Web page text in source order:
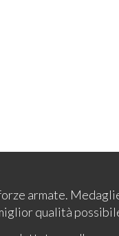
armate.
qualità